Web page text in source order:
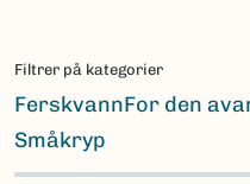
Filtrer på kategorier
FerskvannFor den
Småkryp